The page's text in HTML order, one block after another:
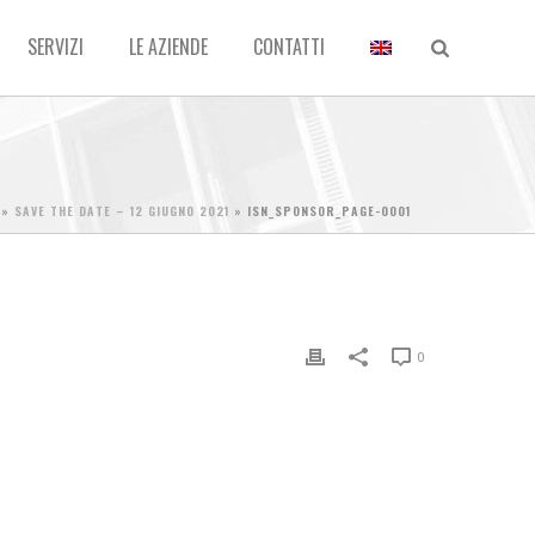
SERVIZI LE AZIENDE CONTATTI
» SAVE THE DATE – 12 GIUGNO 2021 » ISN_SPONSOR_PAGE-0001
0